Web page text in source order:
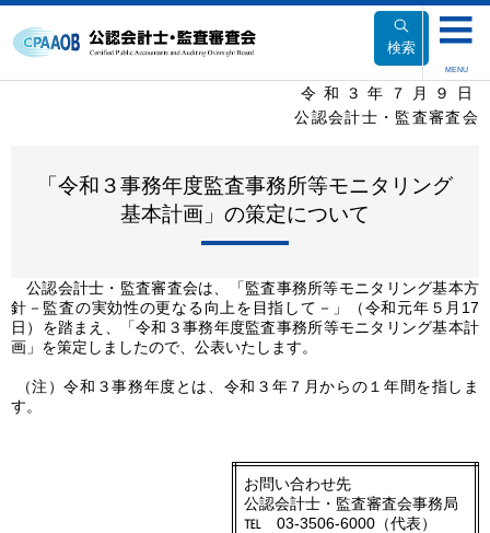
文
検索
MENU
令和３年７月９日
公認会計士・監査審査会
「令和３事務年度監査事務所等モニタリング
基本計画」の策定について
公認会計士・監査審査会は、「監査事務所等モニタリング基本方
針－監査の実効性の更なる向上を目指して－」（令和元年５月17
日）を踏まえ、「令和３事務年度監査事務所等モニタリング基本計
画」を策定しましたので、公表いたします。
（注）令和３事務年度とは、令和３年７月からの１年間を指しま
す。
お問い合わせ先
公認会計士・監査審査会事務局
℡ 03-3506-6000（代表）